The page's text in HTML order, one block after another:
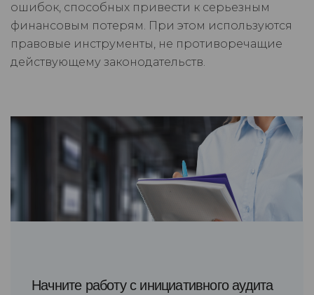
ошибок, способных привести к серьезным
финансовым потерям. При этом используются
правовые инструменты, не противоречащие
действующему законодательств.
Начните работу с инициативного аудита